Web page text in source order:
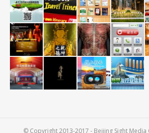
© Copyright 2013-2017 - Beijing Sight Media